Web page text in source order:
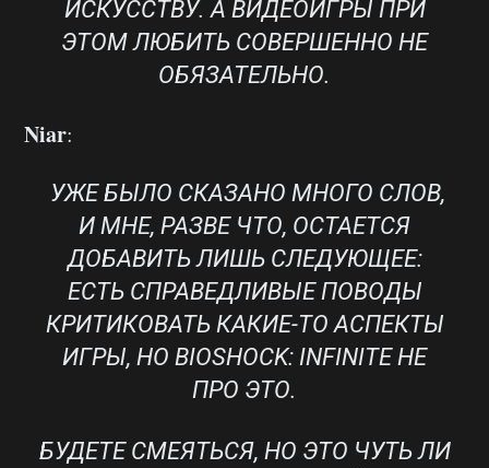
ИСКУССТВУ. А ВИДЕОИГРЫ ПРИ
ЭТОМ ЛЮБИТЬ СОВЕРШЕННО НЕ
ОБЯЗАТЕЛЬНО.
Niar:
УЖЕ БЫЛО СКАЗАНО МНОГО СЛОВ,
И МНЕ, РАЗВЕ ЧТО, ОСТАЕТСЯ
ДОБАВИТЬ ЛИШЬ СЛЕДУЮЩЕЕ:
ЕСТЬ СПРАВЕДЛИВЫЕ ПОВОДЫ
КРИТИКОВАТЬ КАКИЕ-ТО АСПЕКТЫ
ИГРЫ, НО BIOSHOCK: INFINITE НЕ
ПРО ЭТО.
БУДЕТЕ СМЕЯТЬСЯ, НО ЭТО ЧУТЬ ЛИ